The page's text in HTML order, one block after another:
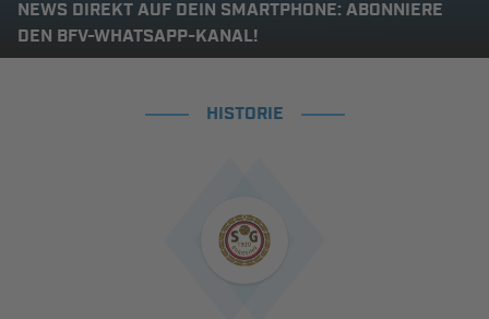
NEWS DIREKT AUF DEIN SMARTPHONE: ABONNIERE
DEN BFV-WHATSAPP-KANAL!
HISTORIE